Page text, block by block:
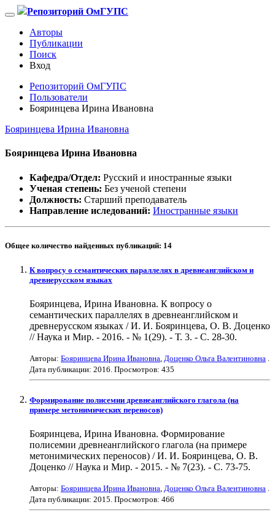
Репозиторий ОмГУПС
Авторы
Публикации
Поиск
Вход
Репозиторий ОмГУПС
Пользователи
Бояринцева Ирина Ивановна
Бояринцева Ирина Ивановна
Бояринцева Ирина Ивановна
Кафедра/Отдел: Русский и иностранные языки
Ученая степень: Без ученой степени
Должность: Старший преподаватель
Направление иследований: Иностранные языки
Общее количество найденных публикаций: 14
К вопросу о семантических параллелях в древнеанглийском и
древнерусском языках
Бояринцева, Ирина Ивановна. К вопросу о
семантических параллелях в древнеанглийском и
древнерусском языках / И. И. Бояринцева, О. В. Доценко
// Наука и Мир. - 2016. - № 1(29). - Т. 3. - С. 28-30.
Авторы: Бояринцева Ирина Ивановна, Доценко Ольга Валентиновна .
Дата публикации: 2016. Просмотров: 435
Формирование полисемии древнеанглийского глагола (на
примере метонимических переносов)
Бояринцева, Ирина Ивановна. Формирование
полисемии древнеанглийского глагола (на примере
метонимических переносов) / И. И. Бояринцева, О. В.
Доценко // Наука и Мир. - 2015. - № 7(23). - С. 73-75.
Авторы: Бояринцева Ирина Ивановна, Доценко Ольга Валентиновна .
Дата публикации: 2015. Просмотров: 466